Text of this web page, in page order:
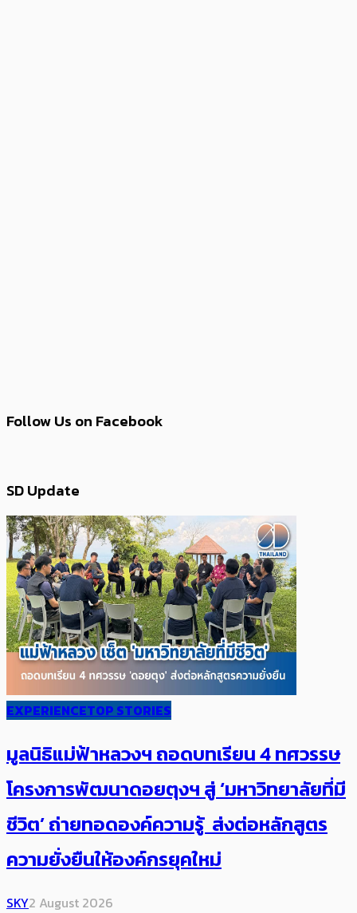
Follow Us on Facebook
SD Update
EXPERIENCETOP STORIES
มูลนิธิแม่ฟ้าหลวงฯ ถอดบทเรียน 4 ทศวรรษ
โครงการพัฒนาดอยตุงฯ สู่ ‘มหาวิทยาลัยที่มี
ชีวิต’ ถ่ายทอดองค์ความรู้ ส่งต่อหลักสูตร
ความยั่งยืนให้องค์กรยุคใหม่
SKY2 August 2026